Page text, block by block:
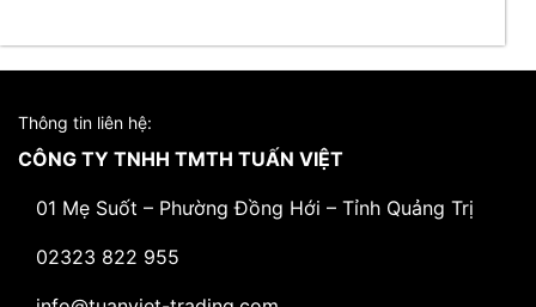
Thông tin liên hệ:
CÔNG TY TNHH TMTH TUẤN VIỆT
01 Mẹ Suốt – Phường Đồng Hới – Tỉnh Quảng Trị
02323 822 955